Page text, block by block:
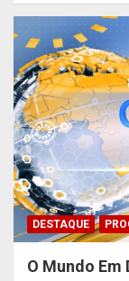
DESTAQUE
O Mundo Em